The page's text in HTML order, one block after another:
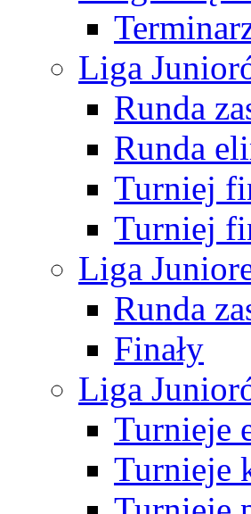
Liga
Runda
Runda
Turniej
Turniej
Liga
Runda
Finały
Liga
Turnieje
Turnieje